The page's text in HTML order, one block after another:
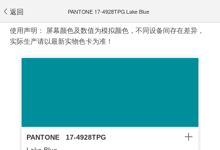
返回 PANTONE 17-4928TPG Lake Blue
使用声明： 屏幕颜色及数值为模拟颜色，不同设备间存在差异，
实际生产请以最新实物色卡为准！
PANTONE
17-4928TPG